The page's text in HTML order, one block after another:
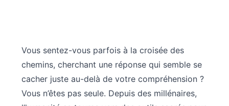
Vous sentez-vous parfois à la croisée des
chemins, cherchant une réponse qui semble se
cacher juste au-delà de votre compréhension ?
Vous n’êtes pas seule. Depuis des millénaires,